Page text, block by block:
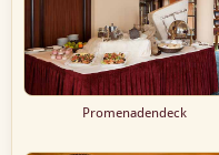
Promenadendeck